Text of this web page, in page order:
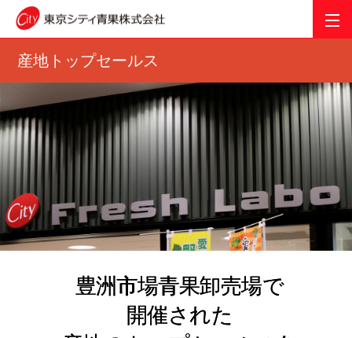
産地トップセールス
豊洲市場青果卸売場で
開催された